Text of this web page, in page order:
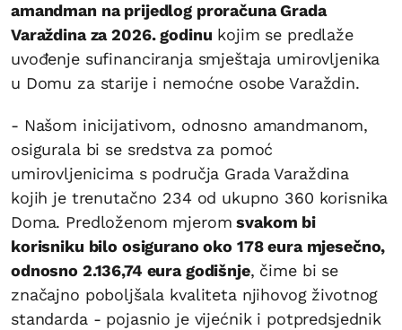
amandman na prijedlog proračuna Grada
Varaždina za 2026. godinu kojim se predlaže
uvođenje sufinanciranja smještaja umirovljenika
u Domu za starije i nemoćne osobe Varaždin.
- Našom inicijativom, odnosno amandmanom,
osigurala bi se sredstva za pomoć
umirovljenicima s područja Grada Varaždina
kojih je trenutačno 234 od ukupno 360 korisnika
Doma. Predloženom mjerom svakom bi
korisniku bilo osigurano oko 178 eura mjesečno,
odnosno 2.136,74 eura godišnje, čime bi se
značajno poboljšala kvaliteta njihovog životnog
standarda - pojasnio je vijećnik i potpredsjednik